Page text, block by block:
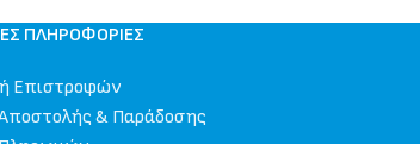
ΠΛΗΡΟΦΟΡΊΕΣ
Επιστροφών
& Παράδοσης